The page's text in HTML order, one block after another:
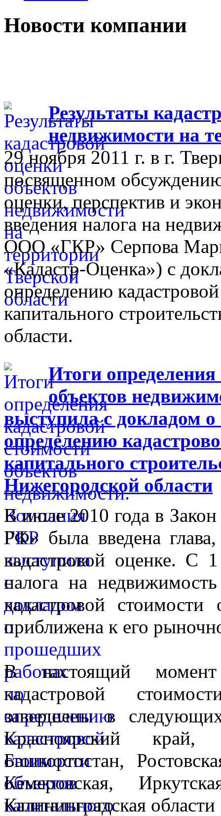
Новости компании
Результаты
недвижимости на
29 ноября 2011 г. в г.
посвященном обсуждению
оценки, перспектив и
введения налога на
ООО «ГКР» Серпова
«Кадастр-Оценка») с
определению
капитального
области.
Итоги
объектов
выступила с докладом
определению
капитального
Нижегородской области
В июле 2010 года в
РФ» была введена
кадастровой оценке. С
налога на
кадастровой стоимости
приближена к его
В настоящий
кадастровой
завершены в
Красноярский
Башкортостан,
Кемеровская,
Калининградская области